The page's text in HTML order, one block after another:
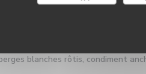
glacés à l'orange sanguine,
blanches rôtis, condiment